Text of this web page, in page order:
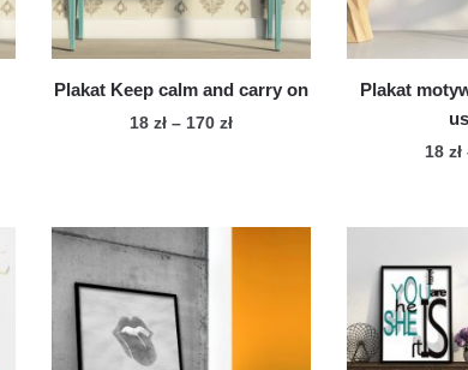
Plakat Keep calm and carry on
18zł – 170złZakres
do
ma
wiele
wariantów.
Opcje
można
Plakat
18zł